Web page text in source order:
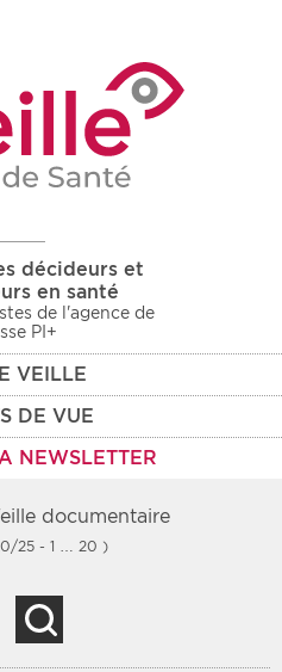
décideurs et
en santé
de l'agence de
PI+
VEILLE
DE VUE
NEWSLETTER
Type d'information
documentaire
25 - 1 … 20 )